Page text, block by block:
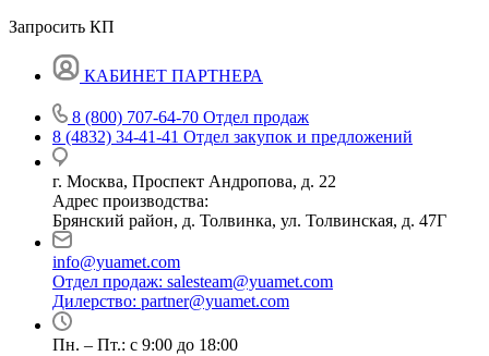
Запросить КП
КАБИНЕТ ПАРТНЕРА
8 (800) 707-64-70 Отдел продаж
8 (4832) 34-41-41 Отдел закупок и предложений
г. Москва, Проспект Андропова, д. 22
Адрес производства:
Брянский район, д. Толвинка, ул. Толвинская, д. 47Г
info@yuamet.com
Отдел продаж: salesteam@yuamet.com
Дилерство: partner@yuamet.com
Пн. – Пт.: с 9:00 до 18:00